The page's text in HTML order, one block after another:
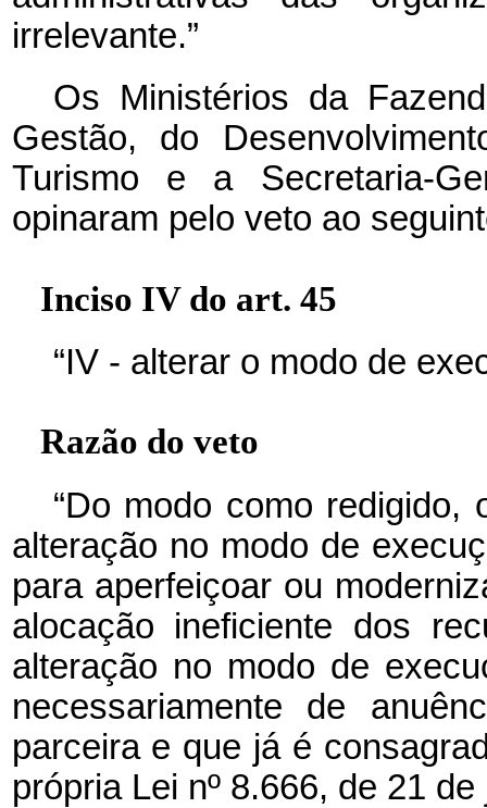
irrelevante.”
Os Ministérios da
Gestão, do
Turismo e a Secretaria-
opinaram pelo veto ao
Inciso IV do art. 45
“IV - alterar o modo de
Razão do veto
“Do modo como redigido,
alteração no modo de
para aperfeiçoar ou
alocação ineficiente dos
alteração no modo de
necessariamente de
parceira e que já é
própria Lei nº 8.666, de 21 de